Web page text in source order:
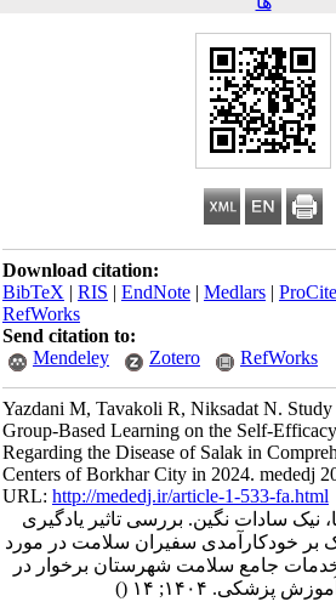
Download citation:
BibTeX|RIS|EndNote|Medlars|
RefWorks
Send citation to:
Mendeley
Zotero RefWorks
Yazdani M, Tavakoli R, Niksadat N.
Group-Based Learning on the Self-
Regarding the Disease of Salak in
Centers of Borkhar City in 2024. mededj
URL:http://mededj.ir/article-1-533-fa.html
سادات نگین. بررسی تاثیر یادگیری
بر خودکارآمدی سفیران سلامت در مورد
جامع سلامت شهرستان برخوار در
()